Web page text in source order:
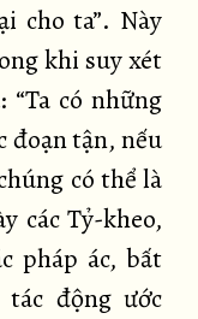
cho ta”. Này
khi suy xét
có những
đoạn tận, nếu
có thể là
các Tỷ-kheo,
pháp ác, bất
động ước